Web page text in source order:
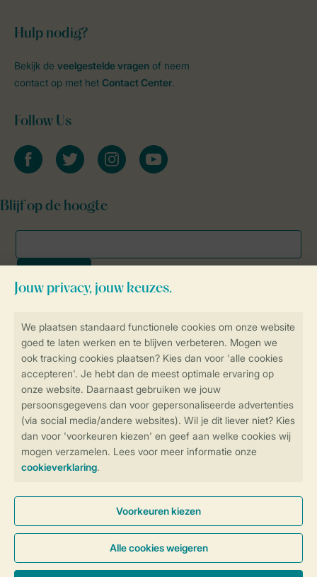
Controle over jouw gegevens &
Veilig en snel online boeken
SSL certificaat
Veilige gegevensoverdracht
Hulp nodig?
Bekijk de veelgestelde vragen of neem
contact op met het Contact Center.
Follow Us
facebooktwitter instagramyoutube
Blijf op de hoogte
Algemene voorwaarden Privacy notice
Cookies en banners